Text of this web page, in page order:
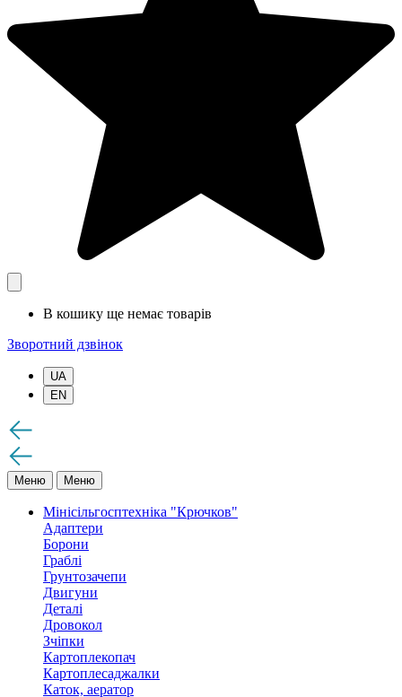
В кошику ще немає товарів
Зворотний дзвінок
UA
EN
Меню Меню
Мінісільгосптехніка "Крючков"
Адаптери
Борони
Граблі
Грунтозачепи
Двигуни
Деталі
Дровокол
Зчіпки
Картоплекопач
Картоплесаджалки
Каток, аератор